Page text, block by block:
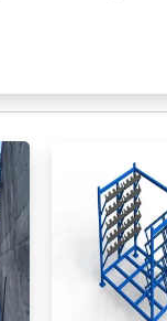
estrutura é
de
setores,